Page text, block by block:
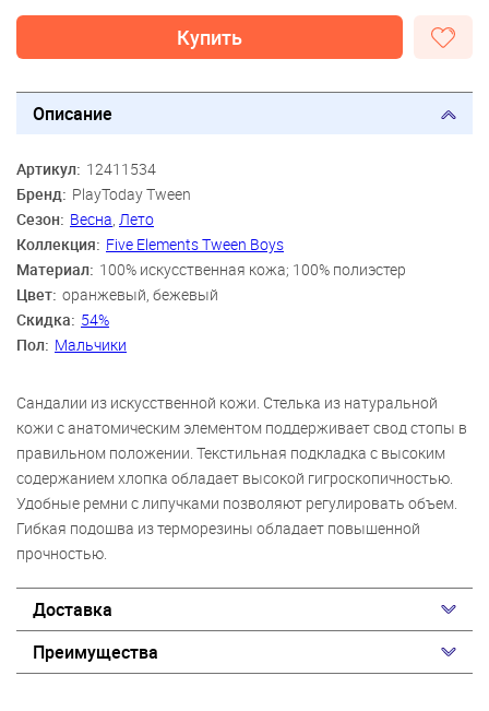
Купить
Описание
Артикул: 12411534
Бренд: PlayToday Tween
Сезон: Весна, Лето
Коллекция: Five Elements Tween Boys
Материал: 100% искусственная кожа; 100% полиэстер
Цвет: оранжевый, бежевый
Скидка: 54%
Пол: Мальчики
Сандалии из искусственной кожи. Стелька из натуральной
кожи с анатомическим элементом поддерживает свод стопы в
правильном положении. Текстильная подкладка c высоким
содержанием хлопка обладает высокой гигроскопичностью.
Удобные ремни с липучками позволяют регулировать объем.
Гибкая подошва из терморезины обладает повышенной
прочностью.
Доставка
Преимущества